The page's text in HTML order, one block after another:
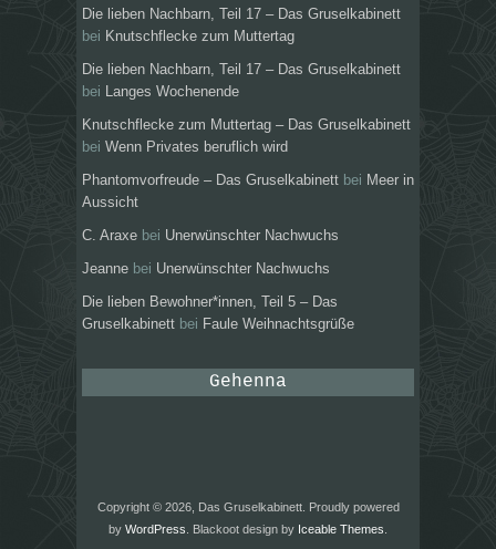
Die lieben Nachbarn, Teil 17 – Das Gruselkabinett
bei Knutschflecke zum Muttertag
Die lieben Nachbarn, Teil 17 – Das Gruselkabinett
bei Langes Wochenende
Knutschflecke zum Muttertag – Das Gruselkabinett
bei Wenn Privates beruflich wird
Phantomvorfreude – Das Gruselkabinett bei Meer in
Aussicht
C. Araxe bei Unerwünschter Nachwuchs
Jeanne bei Unerwünschter Nachwuchs
Die lieben Bewohner*innen, Teil 5 – Das
Gruselkabinett bei Faule Weihnachtsgrüße
Gehenna
Copyright © 2026, Das Gruselkabinett. Proudly powered
by WordPress . Blackoot design by Iceable Themes